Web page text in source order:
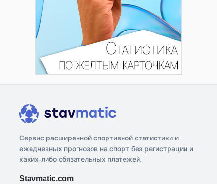
Сервис расширенной спортивной статистики и
ежедневных прогнозов на спорт без регистрации и
каких-либо обязательных платежей.
Stavmatic.com